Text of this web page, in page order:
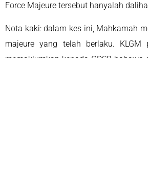
Force Majeure tersebut hanyalah
Nota kaki: dalam kes ini, Mahkamah
majeure yang telah berlaku. KLGM
memaklumkan kepada GDSB bahawa